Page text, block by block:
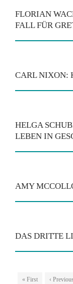
FLORIAN
FALL FÜR
CARL NIXON:
HELGA
LEBEN IN
AMY
DAS DRITTE
« First ‹ Previous